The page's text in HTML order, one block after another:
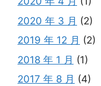
2020 年 3 月 (2)
2019 年 12 月 (2)
2018 年 1 月 (1)
2017 年 8 月 (4)